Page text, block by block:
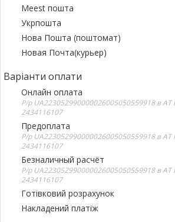
Meest пошта
Укрпошта
Нова Пошта (поштомат)
Новая Почта(курьер)
Варіанти оплати
Онлайн оплата
Р/р UA223052990000026005050559918 в
2434116107
Предоплата
Р/р UA223052990000026005050559918 в
2434116107
Безналичный расчёт
Р/р UA223052990000026005050559918 в
2434116107
Готівковий розрахунок
Накладений платіж